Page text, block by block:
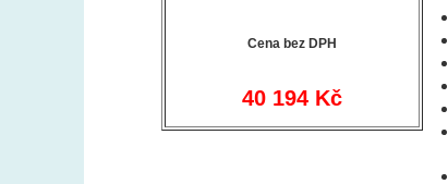
Cena bez DPH
40 194 Kč